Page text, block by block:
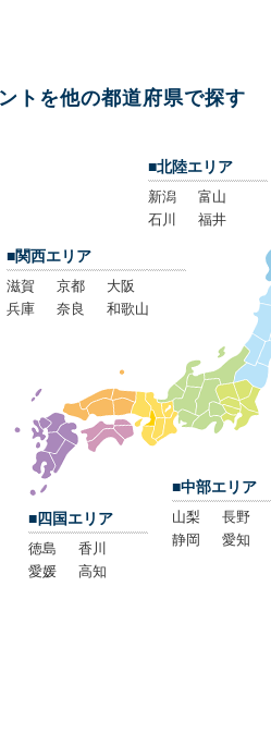
トを他の都道府県で探す
■北陸エリア
新潟
富山
石川
福井
■中部エリア
山梨 長野
静岡
愛知
■関西エリア
滋賀 京都
大阪
兵庫
奈良 和歌山
■四国エリア
徳島
香川
愛媛
高知